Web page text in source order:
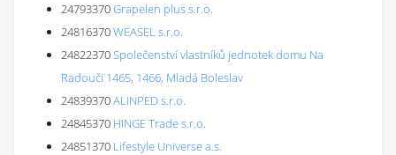
24793370Grapelen plus s.r.o.
24816370WEASEL s.r.o.
24822370Společenství vlastníků jednotek domu Na
Radouči 1465, 1466, Mladá Boleslav
24839370ALINPED s.r.o.
24845370 HINGE Trade s.r.o.
24851370 Lifestyle Universe a.s.